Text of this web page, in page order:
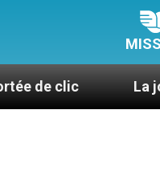
La journée du